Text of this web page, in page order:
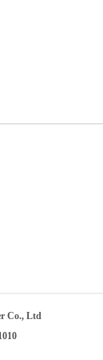
Co., Ltd